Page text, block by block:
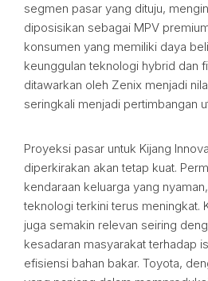
segmen pasar yang dituju,
diposisikan sebagai MPV
konsumen yang memiliki daya
keunggulan teknologi hybrid dan
ditawarkan oleh Zenix menjadi
seringkali menjadi pertimbangan
Proyeksi pasar untuk Kijang
diperkirakan akan tetap kuat.
kendaraan keluarga yang
teknologi terkini terus meningkat.
juga semakin relevan seiring
kesadaran masyarakat terhadap
efisiensi bahan bakar. Toyota,